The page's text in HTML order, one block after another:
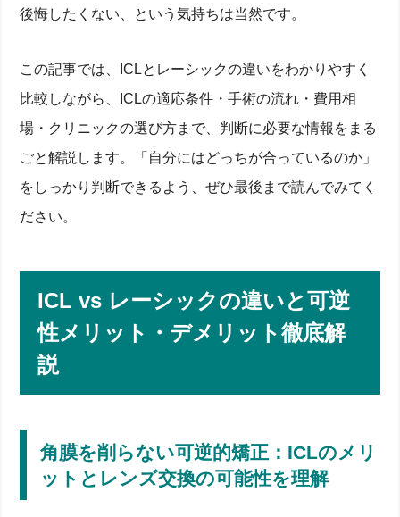
後悔したくない、という気持ちは当然です。
この記事では、ICLとレーシックの違いをわかりやすく
比較しながら、ICLの適応条件・手術の流れ・費用相
場・クリニックの選び方まで、判断に必要な情報をまる
ごと解説します。「自分にはどっちが合っているのか」
をしっかり判断できるよう、ぜひ最後まで読んでみてく
ださい。
ICL vs レーシックの違いと可逆
性メリット・デメリット徹底解
説
角膜を削らない可逆的矯正：ICLのメリ
ットとレンズ交換の可能性を理解